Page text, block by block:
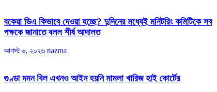
বকেয়া ডিএ কিভাবে দেওয়া হচ্ছে? দুদিনের মধ্যেই মনিটরিং কমিটিকে সব
পক্ষকে জানাতে বলল শীর্ষ আদালত
আগস্ট ৬, ২০২৬ nazma
গুণ্ডা দমন বিল এখনও আইন হয়নি মামলা খারিজ হাই কোর্টের